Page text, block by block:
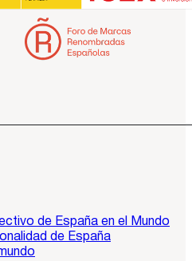
de España en el Mundo
de España